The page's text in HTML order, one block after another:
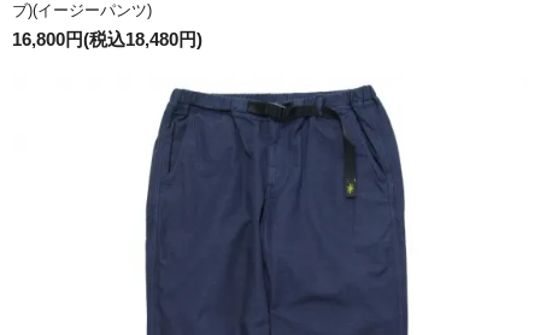
ブ)(イージーパンツ)
16,800円(税込18,480円)